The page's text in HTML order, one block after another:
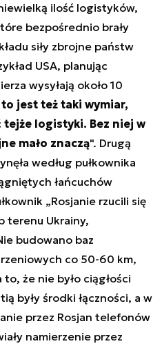
ilość logistyków,
bezpośrednio brały
siły zbrojne państw
USA, planując
wysyłają około 10
to jest też taki wymiar,
logistyki. Bez niej w
mało znaczą". Drugą
według pułkownika
łańcuchów
„Rosjanie rzucili się
terenu Ukrainy,
budowano baz
co 50-60 km,
że nie było ciągłości
były środki łączności, a w
przez Rosjan telefonów
namierzenie przez